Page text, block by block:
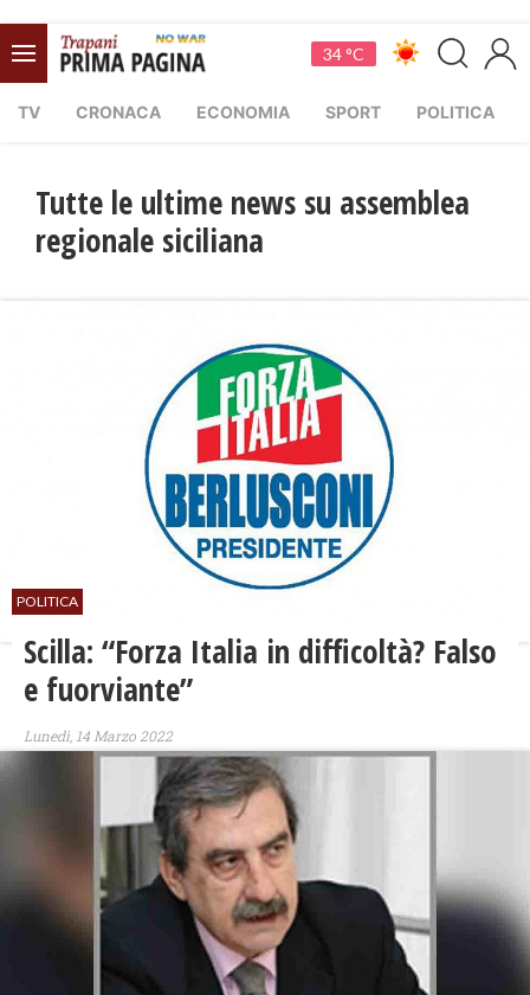
34 °C
TV CRONACA ECONOMIA SPORT POLITICA
Tutte le ultime news su assemblea
regionale siciliana
POLITICA
Scilla: “Forza Italia in difficoltà? Falso
e fuorviante”
Lunedì, 14 Marzo 2022